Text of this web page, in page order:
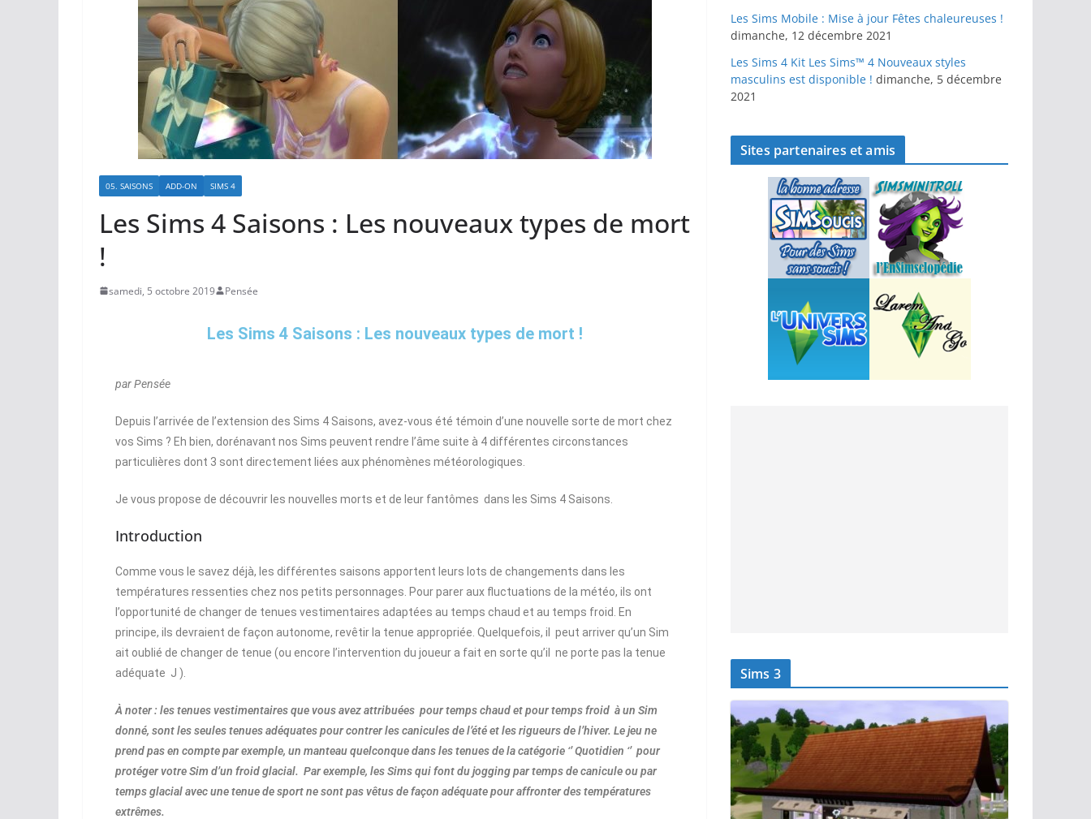
05. SAISONS ADD-ON SIMS 4
Les Sims 4 Saisons : Les nouveaux types de mort
!
samedi, 5 octobre 2019 Pensée
Les Sims 4 Saisons : Les nouveaux types de mort !
par Pensée
Depuis l’arrivée de l’extension des Sims 4 Saisons, avez-vous été témoin d’une nouvelle sorte de mort chez
vos Sims ? Eh bien, dorénavant nos Sims peuvent rendre l’âme suite à 4 différentes circonstances
particulières dont 3 sont directement liées aux phénomènes météorologiques.
Je vous propose de découvrir les nouvelles morts et de leur fantômes dans les Sims 4 Saisons.
Introduction
Comme vous le savez déjà, les différentes saisons apportent leurs lots de changements dans les
températures ressenties chez nos petits personnages. Pour parer aux fluctuations de la météo, ils ont
l’opportunité de changer de tenues vestimentaires adaptées au temps chaud et au temps froid. En
principe, ils devraient de façon autonome, revêtir la tenue appropriée. Quelquefois, il peut arriver qu’un Sim
ait oublié de changer de tenue (ou encore l’intervention du joueur a fait en sorte qu’il ne porte pas la tenue
adéquate J ).
À noter : les tenues vestimentaires que vous avez attribuées pour temps chaud et pour temps froid à un Sim
donné, sont les seules tenues adéquates pour contrer les canicules de l’été et les rigueurs de l’hiver. Le jeu ne
prend pas en compte par exemple, un manteau quelconque dans les tenues de la catégorie ‘’ Quotidien ‘’ pour
protéger votre Sim d’un froid glacial. Par exemple, les Sims qui font du jogging par temps de canicule ou par
temps glacial avec une tenue de sport ne sont pas vêtus de façon adéquate pour affronter des températures
extrêmes.
Les Sims Mobile : Mise à jour Fêtes chaleureuses !
dimanche, 12 décembre 2021
Les Sims 4 Kit Les Sims™ 4 Nouveaux styles
masculins est disponible ! dimanche, 5 décembre
2021
Sites partenaires et amis
Sims 3